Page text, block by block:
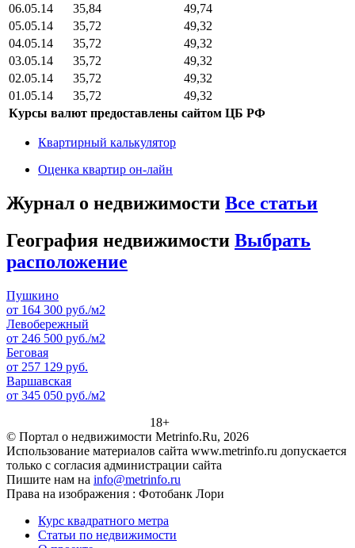
06.05.14
35,84
49,74
05.05.14
35,72
49,32
04.05.14
35,72
49,32
03.05.14
35,72
49,32
02.05.14
35,72
49,32
01.05.14
35,72
49,32
Курсы валют предоставлены сайтом ЦБ РФ
Квартирный калькулятор
Оценка квартир он-лайн
Журнал о недвижимости Все статьи
География недвижимости Выбрать
расположение
Пушкино
от 164 300 руб./м2
Левобережный
от 246 500 руб./м2
Беговая
от 257 129 руб.
Варшавская
от 345 050 руб./м2
18+
© Портал о недвижимости Metrinfo.Ru, 2026
Использование материалов сайта www.metrinfo.ru допускается
только с согласия администрации сайта
Пишите нам на info@metrinfo.ru
Права на изображения : Фотобанк Лори
Курс квадратного метра
Статьи по недвижимости